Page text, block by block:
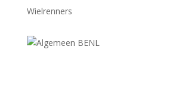
Wielrenners